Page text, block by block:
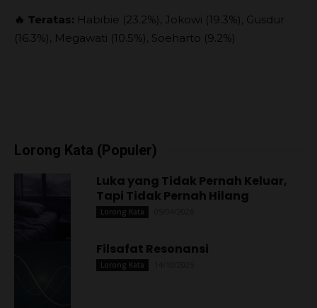
🔥 Teratas: Habibie (23.2%), Jokowi (19.3%), Gusdur
(16.3%), Megawati (10.5%), Soeharto (9.2%)
Lorong Kata (Populer)
Luka yang Tidak Pernah Keluar,
Tapi Tidak Pernah Hilang
Lorong Kata
Filsafat Resonansi
Lorong Kata